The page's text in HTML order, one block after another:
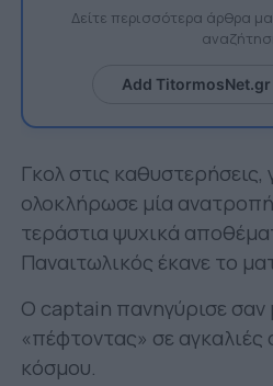
Δείτε περισσότερα άρθρα
Add
Γκολ στις καθυστερήσεις,
ολοκλήρωσε μία
τεράστια ψυχικά
Παναιτωλικός έκανε το
Ο captain πανηγύρισε σαν
«πέφτοντας» σε αγκαλιές
κόσμου.